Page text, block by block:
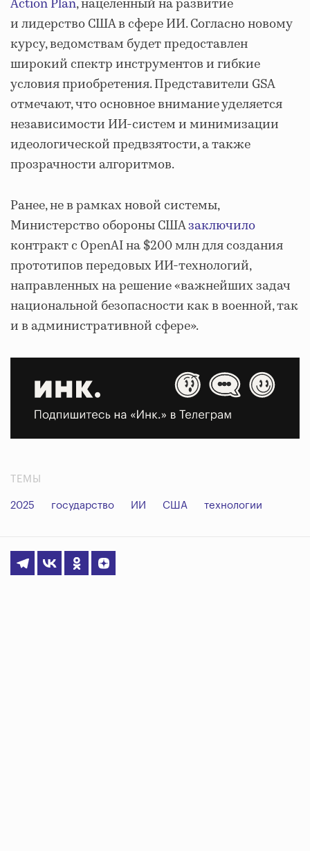
Action Plan, нацеленный на развитие
и лидерство США в сфере ИИ. Согласно новому
курсу, ведомствам будет предоставлен
широкий спектр инструментов и гибкие
условия приобретения. Представители GSA
отмечают, что основное внимание уделяется
независимости ИИ-систем и минимизации
идеологической предвзятости, а также
прозрачности алгоритмов.
Ранее, не в рамках новой системы,
Министерство обороны СШАзаключило
контракт с OpenAI на $200 млн для создания
прототипов передовых ИИ-технологий,
направленных на решение «важнейших задач
национальной безопасности как в военной, так
и в административной сфере».
ТЕМЫ
2025 государство ИИ США технологии